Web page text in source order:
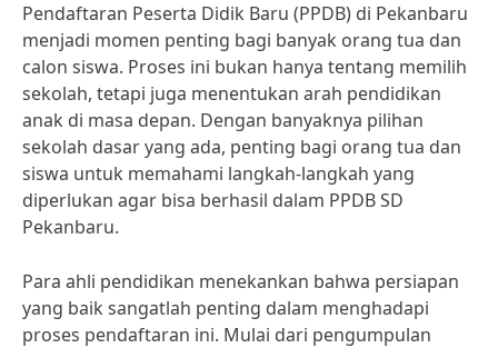
Pendaftaran Peserta Didik Baru (PPDB) di Pekanbaru
menjadi momen penting bagi banyak orang tua dan
calon siswa. Proses ini bukan hanya tentang memilih
sekolah, tetapi juga menentukan arah pendidikan
anak di masa depan. Dengan banyaknya pilihan
sekolah dasar yang ada, penting bagi orang tua dan
siswa untuk memahami langkah-langkah yang
diperlukan agar bisa berhasil dalam PPDB SD
Pekanbaru.
Para ahli pendidikan menekankan bahwa persiapan
yang baik sangatlah penting dalam menghadapi
proses pendaftaran ini. Mulai dari pengumpulan